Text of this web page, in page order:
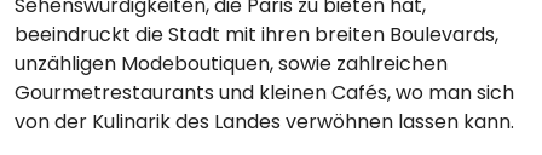
beeindruckt die Stadt mit ihren breiten Boulevards,
unzähligen Modeboutiquen, sowie zahlreichen
Gourmetrestaurants und kleinen Cafés, wo man sich
von der Kulinarik des Landes verwöhnen lassen kann.